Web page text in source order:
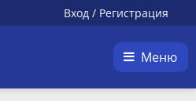
Вход / Регистрация
Меню